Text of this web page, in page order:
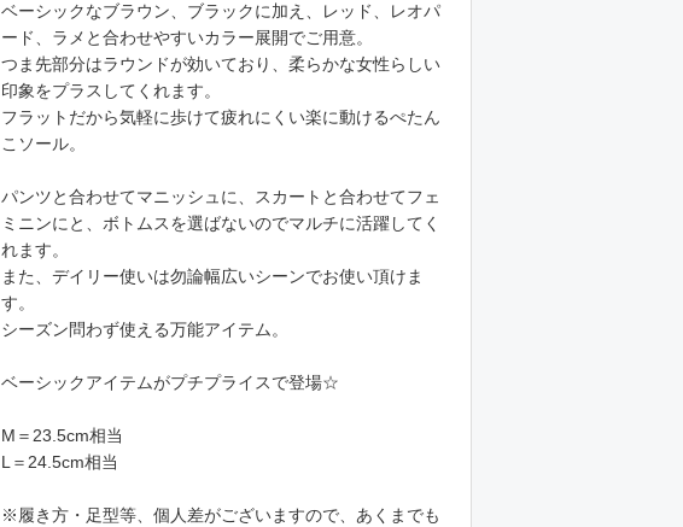
ベーシックなブラウン、ブラックに加え、レッド、レオパ
ード、ラメと合わせやすいカラー展開でご用意。
つま先部分はラウンドが効いており、柔らかな女性らしい
印象をプラスしてくれます。
フラットだから気軽に歩けて疲れにくい楽に動けるぺたん
こソール。
パンツと合わせてマニッシュに、スカートと合わせてフェ
ミニンにと、ボトムスを選ばないのでマルチに活躍してく
れます。
また、デイリー使いは勿論幅広いシーンでお使い頂けま
す。
シーズン問わず使える万能アイテム。
ベーシックアイテムがプチプライスで登場☆
M＝23.5cm相当
L＝24.5cm相当
※履き方・足型等、個人差がございますので、あくまでも